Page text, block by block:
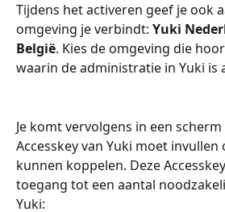
Tijdens het activeren geef je ook
omgeving je verbindt: Yuki
België. Kies de omgeving die
waarin de administratie in Yuki is
Je komt vervolgens in een
Accesskey van Yuki moet
kunnen koppelen. Deze
toegang tot een aantal
Yuki: